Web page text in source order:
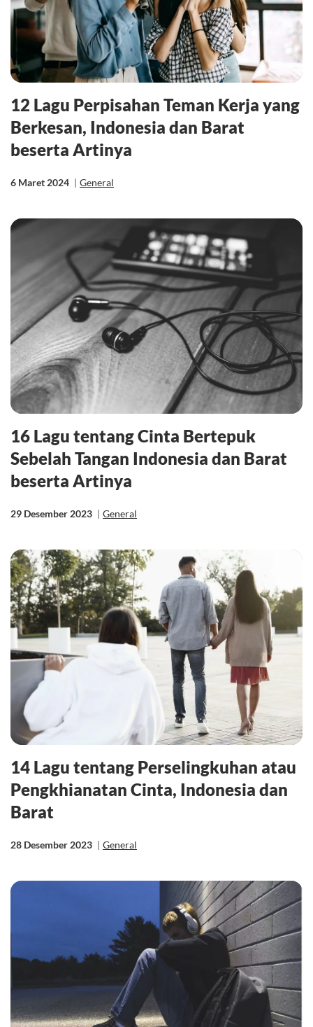
12 Lagu Perpisahan Teman Kerja yang
Berkesan, Indonesia dan Barat
beserta Artinya
6 Maret 2024 | General
16 Lagu tentang Cinta Bertepuk
Sebelah Tangan Indonesia dan Barat
beserta Artinya
29 Desember 2023 | General
14 Lagu tentang Perselingkuhan atau
Pengkhianatan Cinta, Indonesia dan
Barat
28 Desember 2023 | General